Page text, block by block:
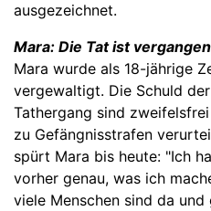
ausgezeichnet.
Mara: Die Tat ist
Mara wurde als 18-jährige
vergewaltigt. Die Schuld
Tathergang sind
zu Gefängnisstrafen
spürt Mara bis heute: "Ich
vorher genau, was ich
viele Menschen sind da